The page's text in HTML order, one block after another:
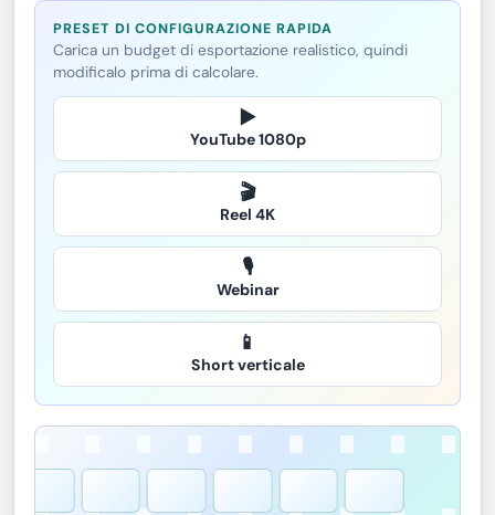
PRESET DI CONFIGURAZIONE RAPIDA
Carica un budget di esportazione realistico, quindi
modificalo prima di calcolare.
▶
YouTube 1080p
🎬
Reel 4K
🎙️
Webinar
📱
Short verticale